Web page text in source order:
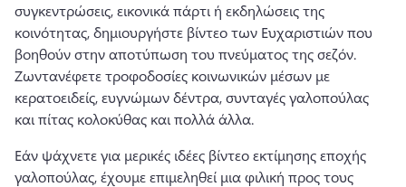
συγκεντρώσεις, εικονικά πάρτι ή εκδηλώσεις της
κοινότητας, δημιουργήστε βίντεο των Ευχαριστιών που
Ζωντανέφετε τροφοδοσίες κοινωνικών μέσων με
κερατοειδείς, ευγνώμων δέντρα, συνταγές γαλοπούλας
και πίτας κολοκύθας και πολλά άλλα.
Εάν ψάχνετε για μερικές ιδέες βίντεο εκτίμησης εποχής
γαλοπούλας, έχουμε επιμεληθεί μια φιλική προς τους